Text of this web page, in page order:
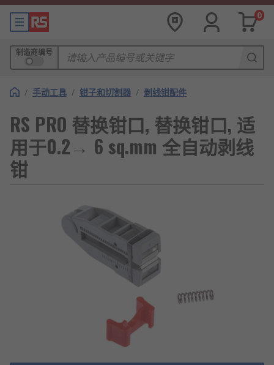
0
制造商编号
/ 手动工具 / 钳子和切割器 / 剥线钳配件
RS PRO 替换钳口, 替换钳口, 适
用于0.2→ 6 sq.mm 全自动剥线
钳